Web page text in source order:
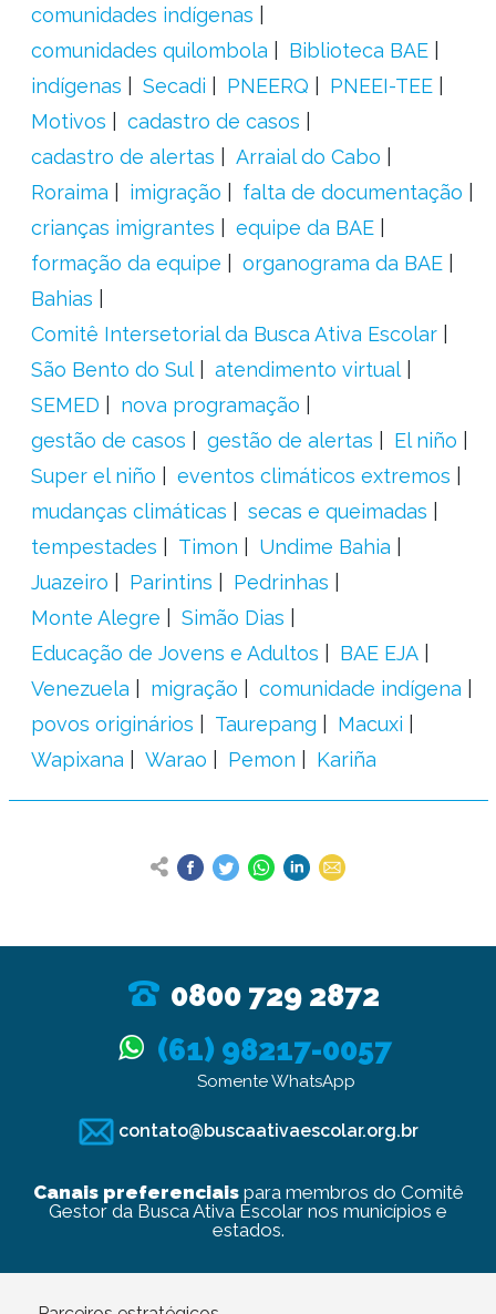
comunidades indígenas
comunidades quilombola
Biblioteca BAE
indígenas
Secadi PNEERQ
PNEEI-TEE
Motivos
cadastro de casos
cadastro de alertas
Arraial do Cabo
Roraima
imigração
falta de documentação
crianças imigrantes
equipe da BAE
formação da equipe
organograma da BAE
Bahias
Comitê Intersetorial da Busca Ativa Escolar
São Bento do Sul
atendimento virtual
SEMED
nova programação
gestão de casos
gestão de alertas
El niño
Super el niño
eventos climáticos extremos
mudanças climáticas
secas e queimadas
tempestades
Timon
Undime Bahia
Juazeiro
Parintins
Pedrinhas
Monte Alegre
Simão Dias
Educação de Jovens e Adultos
BAE EJA
Venezuela
migração
comunidade indígena
povos originários
Taurepang
Macuxi
Wapixana
Warao Pemon Kariña
0800 729 2872
(61) 98217-0057
Somente WhatsApp
contato@buscaativaescolar.org.br
Canais preferenciaispara membros do Comitê
Gestor da Busca Ativa Escolar nos municípios e
estados.